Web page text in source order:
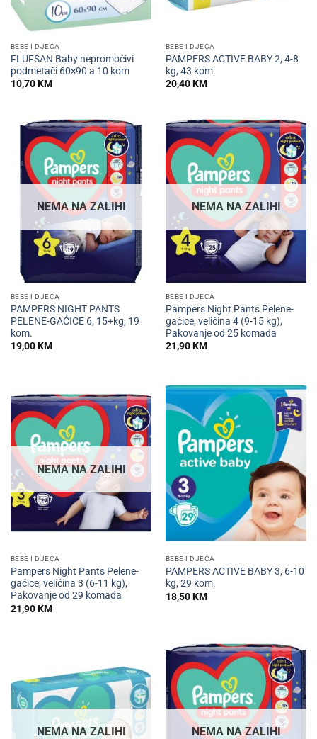
BEBE I DJECA
FLUFSAN Baby nepromočivi
podmetači 60×90 a 10 kom
10,70KM
BEBE I DJECA
PAMPERS ACTIVE BABY 2, 4-8
kg, 43 kom.
20,40KM
NEMA NA ZALIHI
BEBE I DJECA
PAMPERS NIGHT PANTS
PELENE-GAĆICE 6, 15+kg, 19
kom.
19,00KM
NEMA NA ZALIHI
BEBE I DJECA
Pampers Night Pants Pelene-
gaćice, veličina 4 (9-15 kg),
Pakovanje od 25 komada
21,90KM
NEMA NA ZALIHI
BEBE I DJECA
Pampers Night Pants Pelene-
gaćice, veličina 3 (6-11 kg),
Pakovanje od 29 komada
21,90KM
BEBE I DJECA
PAMPERS ACTIVE BABY 3, 6-10
kg, 29 kom.
18,50KM
NEMA NA ZALIHI NEMA NA ZALIHI